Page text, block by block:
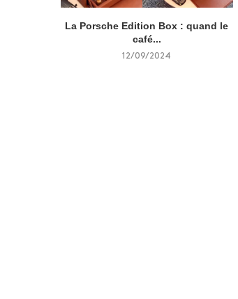
La Porsche Edition Box : quand le
café...
12/09/2024